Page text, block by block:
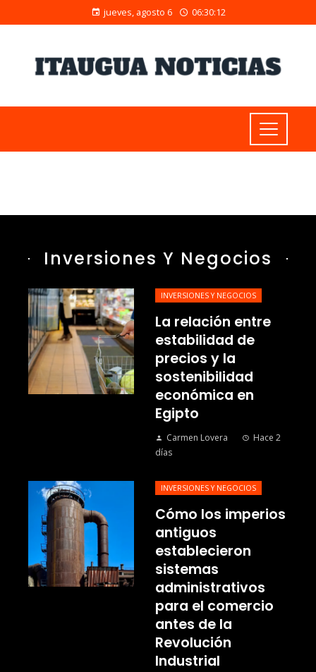
jueves, agosto 6 06:30:13
Inversiones Y Negocios
INVERSIONES Y NEGOCIOS
La relación entre
estabilidad de
precios y la
sostenibilidad
económica en
Egipto
Carmen Lovera
Hace 2
días
INVERSIONES Y NEGOCIOS
Cómo los imperios
antiguos
establecieron
sistemas
administrativos
para el comercio
antes de la
Revolución
Industrial